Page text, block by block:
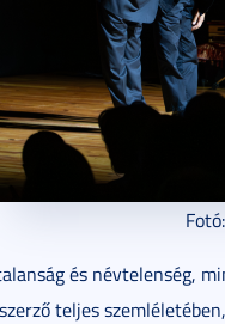
és névtelenség,
teljes